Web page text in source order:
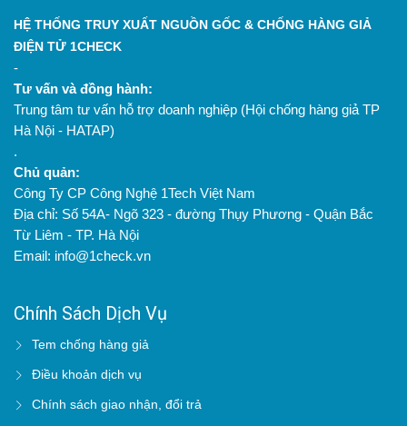
HỆ THỐNG TRUY XUẤT NGUỒN GỐC & CHỐNG HÀNG GIẢ
ĐIỆN TỬ 1CHECK
-
Tư vấn và đồng hành:
Trung tâm tư vấn hỗ trợ doanh nghiệp (Hội chống hàng giả TP
Hà Nội - HATAP)
.
Chủ quản:
Công Ty CP Công Nghệ 1Tech Việt Nam
Địa chỉ: Số 54A- Ngõ 323 - đường Thụy Phương - Quận Bắc
Từ Liêm - TP. Hà Nội
Email: info@1check.vn
Chính Sách Dịch Vụ
Tem chống hàng giả
Điều khoản dịch vụ
Chính sách giao nhận, đổi trả